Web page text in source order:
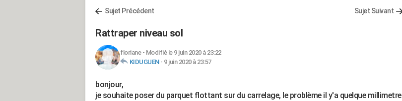
Sujet Précédent Sujet Suivant
Rattraper niveau sol
floriane- Modifié le 9 juin 2020 à 23:22
KIDUGUEN- 9 juin 2020 à 23:57
bonjour,
je souhaite poser du parquet flottant sur du carrelage, le problème il y'a quelque millimetre